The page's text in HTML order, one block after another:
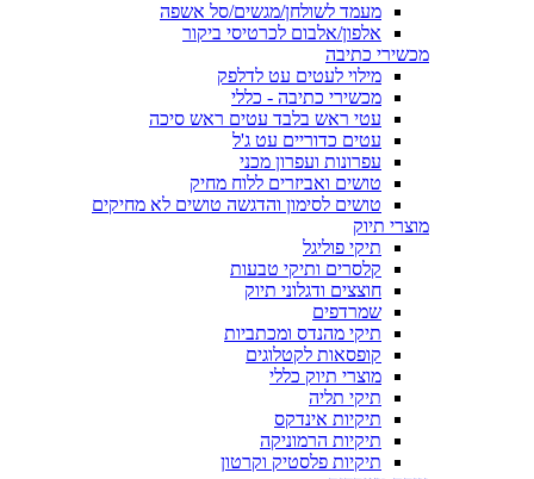
מעמד לשולחן/מגשים/סל אשפה
אלפון/אלבום לכרטיסי ביקור
מכשירי כתיבה
מילוי לעטים עט לדלפק
מכשירי כתיבה - כללי
עטי ראש בלבד עטים ראש סיכה
עטים כדוריים עט ג'ל
עפרונות ועפרון מכני
טושים ואביזרים ללוח מחיק
טושים לסימון והדגשה טושים לא מחיקים
מוצרי תיוק
תיקי פוליגל
קלסרים ותיקי טבעות
חוצצים ודגלוני תיוק
שמרדפים
תיקי מהנדס ומכתביות
קופסאות לקטלוגים
מוצרי תיוק כללי
תיקי תליה
תיקיות אינדקס
תיקיות הרמוניקה
תיקיות פלסטיק וקרטון